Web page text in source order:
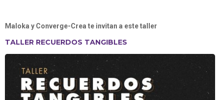
Maloka y Converge-Crea te invitan a este taller
TALLER RECUERDOS TANGIBLES